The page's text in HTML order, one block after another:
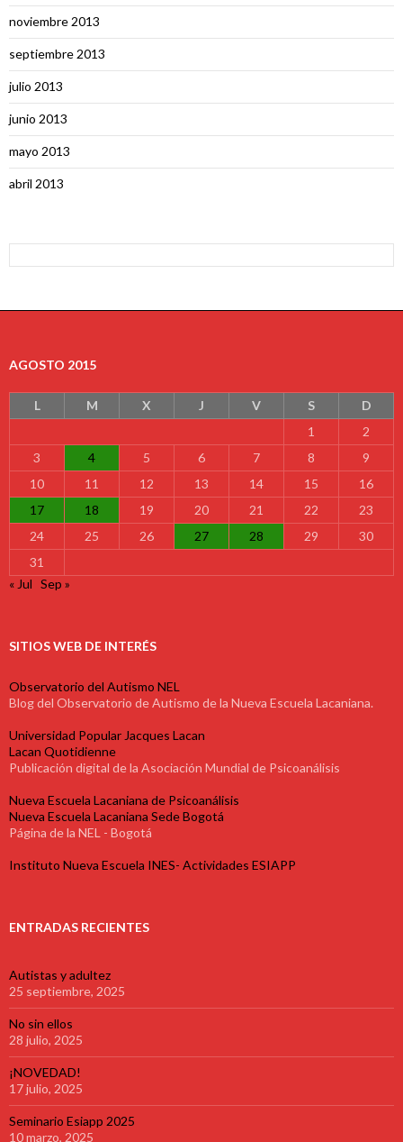
noviembre 2013
septiembre 2013
julio 2013
junio 2013
mayo 2013
abril 2013
AGOSTO 2015
L M X J V S
D
1
2
3
4 5 6 7 8
9
10
11 12 13 14 15
16
17
18 19 20 21 22
23
24
25 26 27 28 29
30
31
« Jul Sep »
SITIOS WEB DE INTERÉS
Observatorio del Autismo NEL
Blog del Observatorio de Autismo de la Nueva Escuela Lacaniana.
Universidad Popular Jacques Lacan
Lacan Quotidienne
Publicación digital de la Asociación Mundial de Psicoanálisis
Nueva Escuela Lacaniana de Psicoanálisis
Nueva Escuela Lacaniana Sede Bogotá
Página de la NEL - Bogotá
Instituto Nueva Escuela INES- Actividades ESIAPP
ENTRADAS RECIENTES
Autistas y adultez
25 septiembre, 2025
No sin ellos
28 julio, 2025
¡NOVEDAD!
17 julio, 2025
Seminario Esiapp 2025
10 marzo, 2025